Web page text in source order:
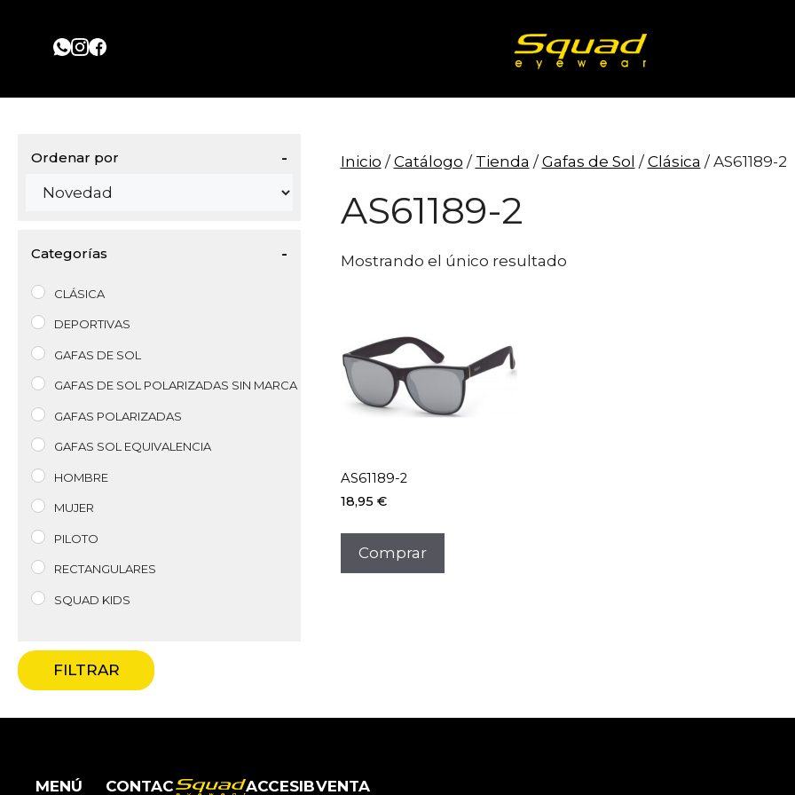
contenido
Ordenar por
Sort Products
Categorías
CLÁSICA
DEPORTIVAS
GAFAS DE SOL
GAFAS DE SOL POLARIZADAS SIN MARCA
GAFAS POLARIZADAS
GAFAS SOL EQUIVALENCIA
HOMBRE
MUJER
PILOTO
RECTANGULARES
SQUAD KIDS
FILTRAR
Inicio / Catálogo / Tienda / Gafas de Sol / Clásica / AS61189-2
AS61189-2
Mostrando el único resultado
AS61189-2
18,95 €
Comprar
MENÚ CONTAC ACCESIBVENTA